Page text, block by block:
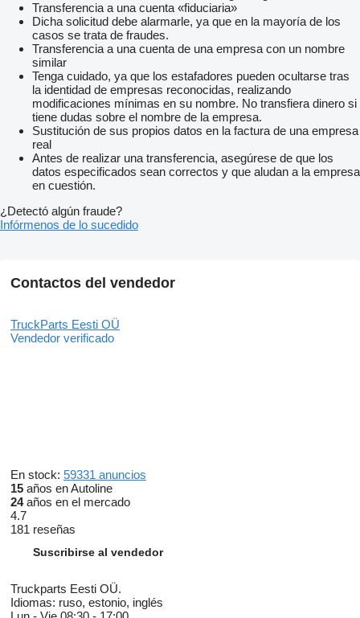
Transferencia a una cuenta «fiduciaria»
Dicha solicitud debe alarmarle, ya que en la mayoría de los
casos se trata de fraudes.
Transferencia a una cuenta de una empresa con un nombre
similar
Tenga cuidado, ya que los estafadores pueden ocultarse tras
la identidad de empresas reconocidas, realizando
modificaciones mínimas en su nombre. No transfiera dinero si
tiene dudas sobre el nombre de la empresa.
Sustitución de sus propios datos en la factura de una empresa
real
Antes de realizar una transferencia, asegúrese de que los
datos especificados sean correctos y que aludan a la empresa
en cuestión.
¿Detectó algún fraude?
Infórmenos de lo sucedido
Contactos del vendedor
TruckParts Eesti OÜ
Vendedor verificado
En stock: 59331 anuncios
15 años en Autoline
24años en el mercado
4.7
181 reseñas
Suscribirse al vendedor
Truckparts Eesti OÜ.
Idiomas: ruso, estonio, inglés